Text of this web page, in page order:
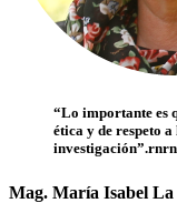
“Lo importante es
ética y de respeto
Mag. María Isabel La